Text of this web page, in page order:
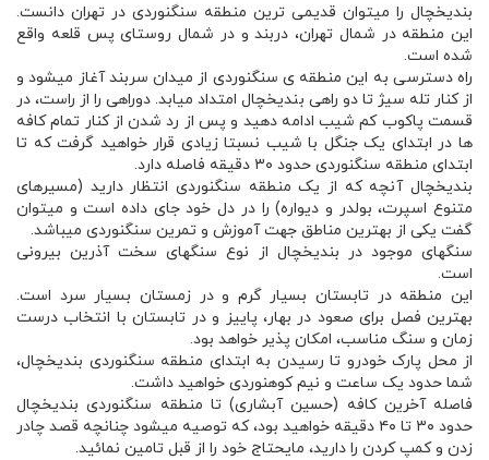
بندیخچال را میتوان قدیمی ترین منطقه سنگنوردی در تهران دانست.
این منطقه در شمال تهران، دربند و در شمال روستای پس قلعه واقع
شده است.
راه دسترسی به این منطقه ی سنگنوردی از میدان سربند آغاز میشود و
از کنار تله سیژ تا دو راهی بندیخچال امتداد میابد. دوراهی را از راست، در
قسمت پاکوب کم شیب ادامه دهید و پس از رد شدن از کنار تمام کافه
ها در ابتدای یک جنگل با شیب نسبتا زیادی قرار خواهید گرفت که تا
ابتدای منطقه سنگنوردی حدود ۳۰ دقیقه فاصله دارد.
بندیخچال آنچه که از یک منطقه سنگنوردی انتظار دارید (مسیرهای
متنوع اسپرت، بولدر و دیواره) را در دل خود جای داده است و میتوان
گفت یکی از بهترین مناطق جهت آموزش و تمرین سنگنوردی میباشد.
سنگهای موجود در بندیخچال از نوع سنگهای سخت آذرین بیرونی
است.
این منطقه در تابستان بسیار گرم و در زمستان بسیار سرد است.
بهترین فصل برای صعود در بهار، پاییز و در تابستان با انتخاب درست
زمان و سنگ مناسب، امکان پذیر خواهد بود.
از محل پارک خودرو تا رسیدن به ابتدای منطقه سنگنوردی بندیخچال،
شما حدود یک ساعت و نیم کوهنوردی خواهید داشت.
فاصله آخرین کافه (حسین آبشاری) تا منطقه سنگنوردی بندیخچال
حدود ۳۰ تا ۴۰ دقیقه خواهید بود، که توصیه میشود چنانچه قصد چادر
زدن و کمپ کردن را دارید، مایحتاج خود را از قبل تامین نمائید.